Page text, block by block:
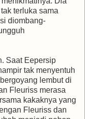
terluka sama
diombang-
Saat Eepersip
tak menyentuh
lembut di
Fleuriss merasa
kakaknya yang
Fleuriss dan